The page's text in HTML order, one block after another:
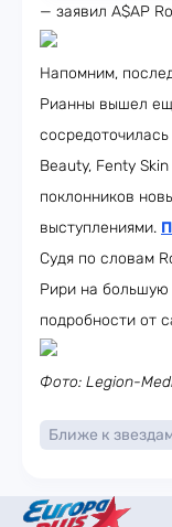
— заявил A$AP
Напомним,
Рианны вышел
Beauty, Fenty
поклонников
выступлениями.
Судя по словам
Рири на
подробности от
Фото: Legion-
Ближе к